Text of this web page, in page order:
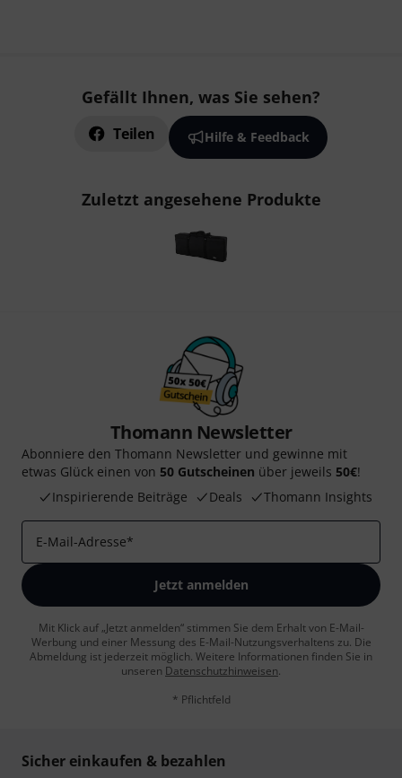
Gefällt Ihnen, was Sie sehen?
Teilen Hilfe & Feedback
Zuletzt angesehene Produkte
Thomann Newsletter
Abonniere den Thomann Newsletter und gewinne mit
etwas Glück einen von 50 Gutscheinen über jeweils 50€!
Inspirierende Beiträge
Deals Thomann Insights
E-Mail-Adresse*
Jetzt anmelden
Mit Klick auf „Jetzt anmelden“ stimmen Sie dem Erhalt von E-Mail-
Werbung und einer Messung des E-Mail-Nutzungsverhaltens zu. Die
Abmeldung ist jederzeit möglich. Weitere Informationen finden Sie in
unseren Datenschutzhinweisen.
* Pflichtfeld
Sicher einkaufen & bezahlen